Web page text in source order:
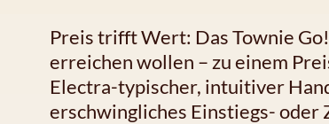
Preis trifft Wert: Das Townie
erreichen wollen – zu einem
Electra-typischer, intuitiver
erschwingliches Einstiegs- oder